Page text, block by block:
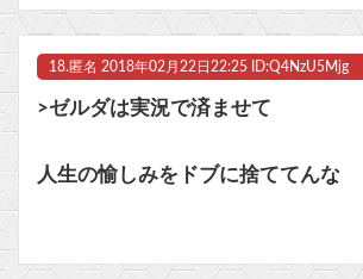
18. 匿名 2018年02月22日22:25 ID:Q4NzU5Mjg
>ゼルダは実況で済ませて
人生の愉しみをドブに捨ててんな